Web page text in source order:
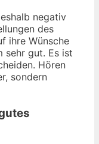
negativ
des
ihre Wünsche
sehr gut. Es ist
Hören
sondern